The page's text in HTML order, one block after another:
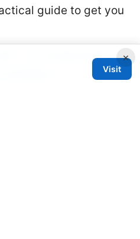
guide to get you
：2025年最全指南与
安装要点
×
Visit